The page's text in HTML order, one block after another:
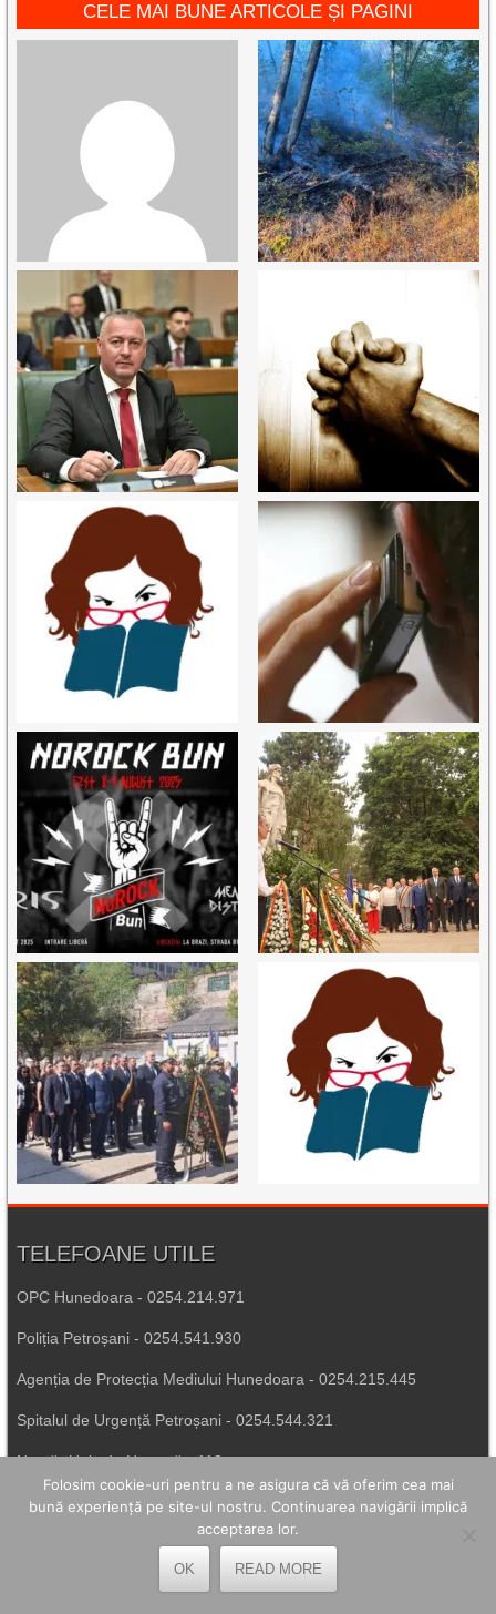
CELE MAI BUNE ARTICOLE ȘI PAGINI
TELEFOANE UTILE
OPC Hunedoara - 0254.214.971
Poliția Petroșani - 0254.541.930
Agenția de Protecția Mediului Hunedoara - 0254.215.445
Spitalul de Urgență Petroșani - 0254.544.321
Număr Unic de Urgență - 112
Folosim cookie-uri pentru a ne asigura că vă oferim cea mai
bună experiență pe site-ul nostru. Continuarea navigării implică
acceptarea lor.
OK READ MORE